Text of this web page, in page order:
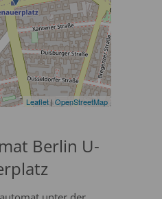
Leaflet|OpenStreetMap
Berlin U-